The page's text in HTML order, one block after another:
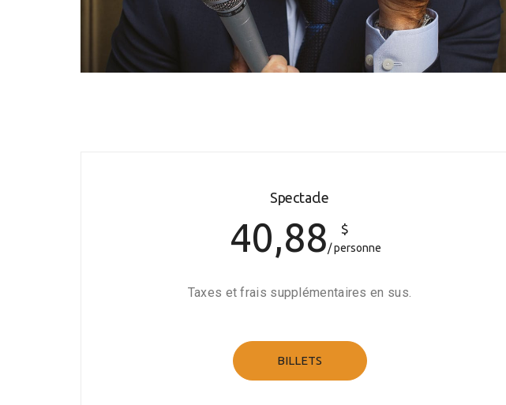
Spectacle
$
40,88 personne
Taxes et frais supplémentaires en sus.
BILLETS